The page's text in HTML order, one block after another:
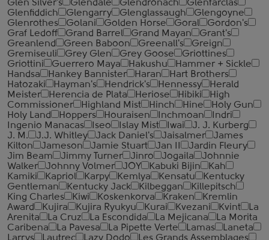
Glen Silver's
Glendale Glendronach
Glenfarclas
Glenfiddich
Glengarry Glenglassaugh
Glengoyne
Glenrothes
Golani Golden Horse Goral
Gordon's
Graf Ledoff
Grand Barrel Grand Mayan
Grant's
Greanlend
Green Baboon Greenall's
Greign
Gremiseuli
Grey Glen Grey Goose
Griottines
Griottini
Guerrero Maya Hakushu
Hammer + Sickle
Handsa
Hankey Bannister Haran
Hart Brothers
Hatozaki
Hayman's Hendrick's Hennessy
Herald
Meister
Herencia de Plata Heriose Hibiki
High
Commissioner
Highland Mist Hinch Hine
Holy Gun
Holy Land
Hoppers Houraisen Inchmoan
Indri
Ingenio Manacas
Iseo Islay Mist Iwai
J. J. Kurberg
J. M.
J.J. Whitley Jack Daniel's Jaisalmer
James
Kilton
Jameson Jamie Stuart Jan II
Jardin Fleury
Jim Beam
Jimmy Turner Jinro Jogaila
Johnnie
Walker
Johnny Volmer JOY Kabuki Bijin
Kah
Kamiki
Kapriol Karpy Kemlya Kensatu
Kentucky
Gentleman
Kentucky Jack Kilbeggan
Killepitsch
King Charles
Kiwi Koskenkorva Kraken
Kremlin
Award
Kujira Kujira Ryukyu Kurai Kvezani Kvint
La
Arenita
La Cruz La Escondida La Mejicana
La Morita
Caribena
La Pavesa La Pipette Verte Lamas
Laneta